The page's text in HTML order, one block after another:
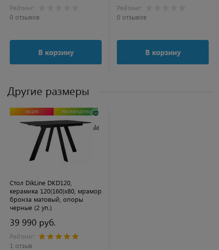
Рейтинг:
0 отзывов
В корзину
Рейтинг:
0 отзывов
В корзину
Другие размеры
АКЦИЯ РЕКОМЕНДУЕМ
Стол DikLine DKD120,
керамика 120(160)х80, мрамор
бронза матовый, опоры
черные (2 уп.)
39 990 руб.
Рейтинг:
1 отзыв